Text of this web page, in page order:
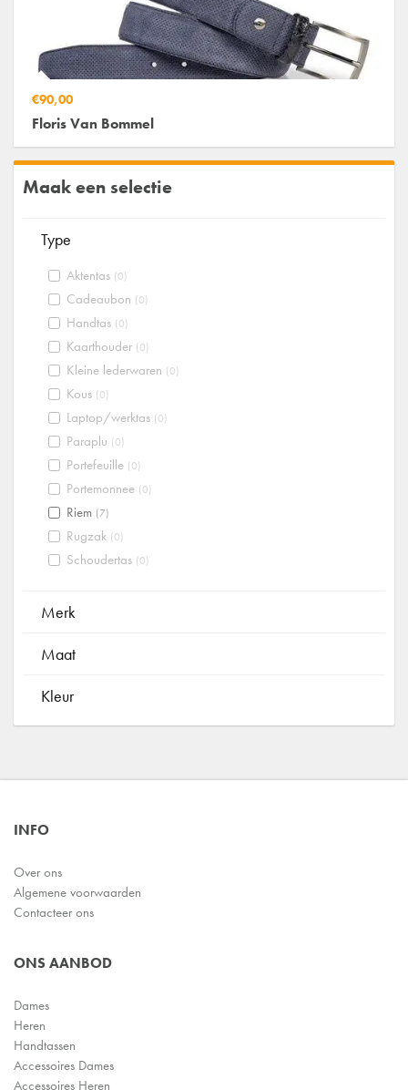
€90,00
Floris Van Bommel
Maak een selectie
Type
Aktentas (0)
Cadeaubon (0)
Handtas (0)
Kaarthouder (0)
Kleine lederwaren (0)
Kous (0)
Laptop/werktas (0)
Paraplu (0)
Portefeuille (0)
Portemonnee (0)
Riem (7)
Rugzak (0)
Schoudertas (0)
Merk
Maat
Kleur
INFO
Over ons
Algemene voorwaarden
Contacteer ons
ONS AANBOD
Dames
Heren
Handtassen
Accessoires Dames
Accessoires Heren